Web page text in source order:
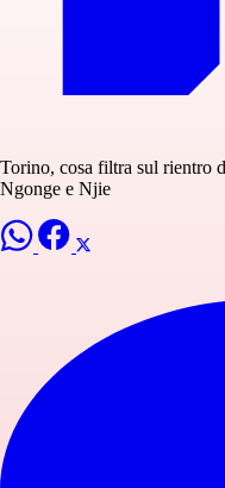
Torino, cosa filtra sul rientro
Ngonge e Njie